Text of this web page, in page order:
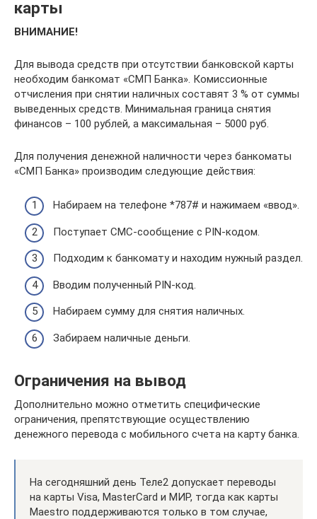
карты
ВНИМАНИЕ!
Для вывода средств при отсутствии банковской карты
необходим банкомат «СМП Банка». Комиссионные
отчисления при снятии наличных составят 3 % от суммы
выведенных средств. Минимальная граница снятия
финансов – 100 рублей, а максимальная – 5000 руб.
Для получения денежной наличности через банкоматы
«СМП Банка» производим следующие действия:
Набираем на телефоне *787# и нажимаем «ввод».
Поступает СМС-сообщение с PIN-кодом.
Подходим к банкомату и находим нужный раздел.
Вводим полученный PIN-код.
Набираем сумму для снятия наличных.
Забираем наличные деньги.
Ограничения на вывод
Дополнительно можно отметить специфические
ограничения, препятствующие осуществлению
денежного перевода с мобильного счета на карту банка.
На сегодняшний день Теле2 допускает переводы
на карты Visa, MasterCard и МИР, тогда как карты
Maestro поддерживаются только в том случае,